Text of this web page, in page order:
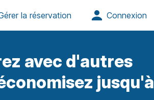
avec d'autres
jusqu'à